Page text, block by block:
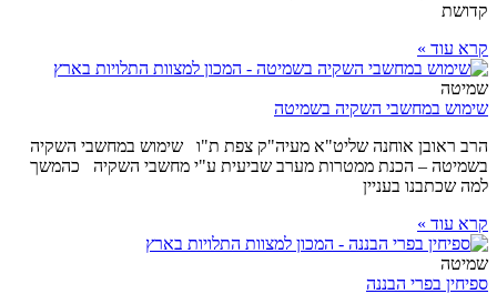
קדושת
קרא עוד »
שמיטה
שימוש במחשבי השקיה בשמיטה
הרב ראובן אוחנה שליט"א מעיה"ק צפת ת"ו שימוש במחשבי השקיה
בשמיטה – הכנת ממטרות מערב שביעית ע"י מחשבי השקיה כהמשך
למה שכתבנו בעניין
קרא עוד »
שמיטה
ספיחין בפרי הבננה